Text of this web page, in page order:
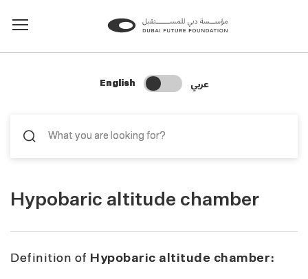
English Change Search Language
عربي
Hypobaric altitude chamber
Definition of Hypobaric altitude chamber: